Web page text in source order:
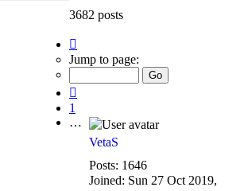
VetaS
Posts: 1646
Joined: Sun 27 Oct 2019,
3682 posts
244
of
246
Jump to page:
1
…